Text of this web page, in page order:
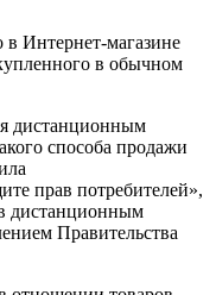
в Интернет-магазине
в обычном
дистанционным
способа продажи
прав потребителей»,
дистанционным
Правительства